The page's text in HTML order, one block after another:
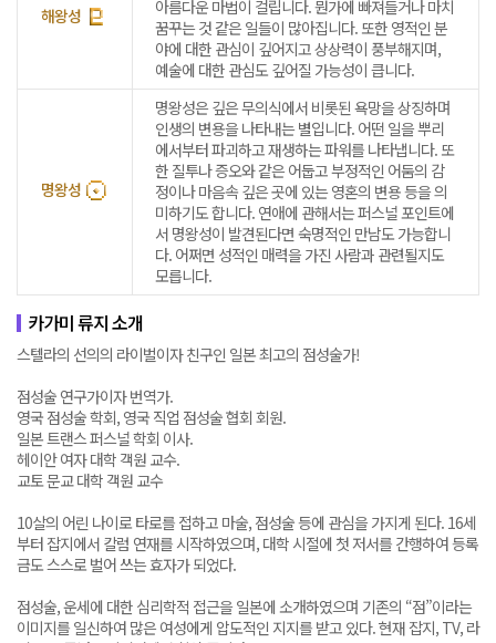
해왕성
아름다운 마법이 걸립니다. 뭔가에 빠져들거나 마치
꿈꾸는 것 같은 일들이 많아집니다. 또한 영적인 분
야에 대한 관심이 깊어지고 상상력이 풍부해지며,
예술에 대한 관심도 깊어질 가능성이 큽니다.
명왕성
명왕성은 깊은 무의식에서 비롯된 욕망을 상징하며
인생의 변용을 나타내는 별입니다. 어떤 일을 뿌리
에서부터 파괴하고 재생하는 파워를 나타냅니다. 또
한 질투나 증오와 같은 어둡고 부정적인 어둠의 감
정이나 마음속 깊은 곳에 있는 영혼의 변용 등을 의
미하기도 합니다. 연애에 관해서는 퍼스널 포인트에
서 명왕성이 발견된다면 숙명적인 만남도 가능합니
다. 어쩌면 성적인 매력을 가진 사람과 관련될지도
모릅니다.
카가미 류지 소개
스텔라의 선의의 라이벌이자 친구인 일본 최고의 점성술가!
점성술 연구가이자 번역가.
영국 점성술 학회, 영국 직업 점성술 협회 회원.
일본 트랜스 퍼스널 학회 이사.
헤이안 여자 대학 객원 교수.
교토 문교 대학 객원 교수
10살의 어린 나이로 타로를 접하고 마술, 점성술 등에 관심을 가지게 된다. 16세
부터 잡지에서 칼럼 연재를 시작하였으며, 대학 시절에 첫 저서를 간행하여 등록
금도 스스로 벌어 쓰는 효자가 되었다.
점성술, 운세에 대한 심리학적 접근을 일본에 소개하였으며 기존의 “점”이라는
이미지를 일신하여 많은 여성에게 압도적인 지지를 받고 있다. 현재 잡지, TV, 라